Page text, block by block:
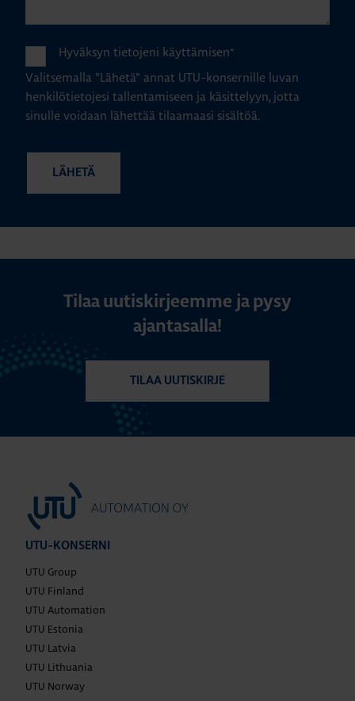
Hyväksyn tietojeni käyttämisen*
Valitsemalla "Lähetä" annat UTU-konsernille luvan
henkilötietojesi tallentamiseen ja käsittelyyn, jotta
sinulle voidaan lähettää tilaamaasi sisältöä.
Tilaa uutiskirjeemme ja pysy
ajantasalla!
TILAA UUTISKIRJE
UTU-KONSERNI
UTU Group
UTU Finland
UTU Automation
UTU Estonia
UTU Latvia
UTU Lithuania
UTU Norway